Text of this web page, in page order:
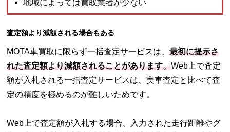
地域によっては買取業者が少ない
査定額より減額される場合もある
MOTA車買取に限らず一括査定サービスは、 最初に提示さ
れた査定額より減額されることがあります。Web上で査定
額が入札される一括査定サービスは、実車査定と比べて査
定の精度を極めるのが難しいためです。
Web上で査定額が入札する場合、入力された走行距離やグ